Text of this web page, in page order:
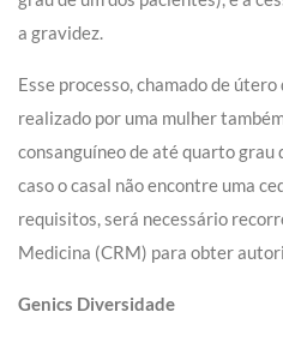
a gravidez.
Esse processo, chamado de
realizado por uma mulher
consanguíneo de até quarto grau
caso o casal não encontre uma
requisitos, será necessário
Medicina (CRM) para obter
Genics Diversidade